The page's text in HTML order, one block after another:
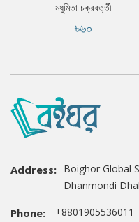
মধুমিতা চক্রবর্ত্তী
৳৬০
Address: Boighor Global
Dhanmondi
Phone: +8801905536011